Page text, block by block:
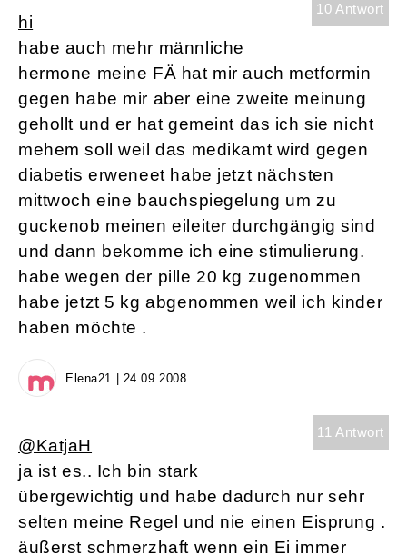
10 Antwort
hi
habe auch mehr männliche
hermone meine FÄ hat mir auch metformin
gegen habe mir aber eine zweite meinung
gehollt und er hat gemeint das ich sie nicht
mehem soll weil das medikamt wird gegen
diabetis erweneet habe jetzt nächsten
mittwoch eine bauchspiegelung um zu
guckenob meinen eileiter durchgängig sind
und dann bekomme ich eine stimulierung.
habe wegen der pille 20 kg zugenommen
habe jetzt 5 kg abgenommen weil ich kinder
haben möchte .
Elena21 | 24.09.2008
11 Antwort
@KatjaH
ja ist es.. Ich bin stark
übergewichtig und habe dadurch nur sehr
selten meine Regel und nie einen Eisprung .
äußerst schmerzhaft wenn ein Ei immer